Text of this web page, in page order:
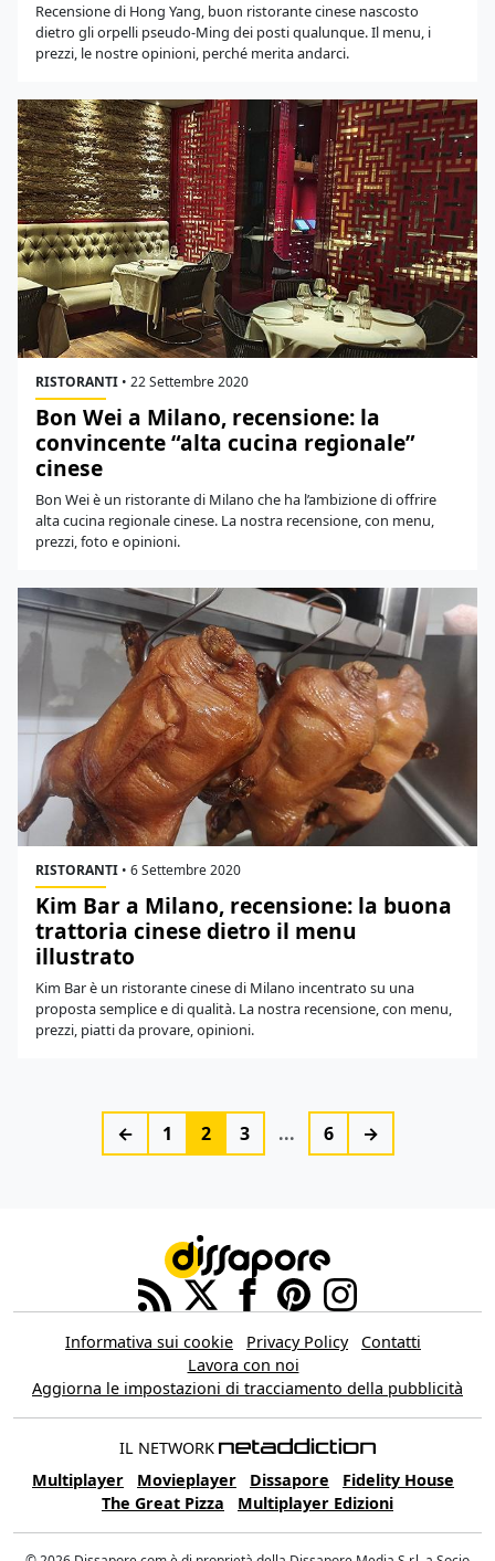
Recensione di Hong Yang, buon ristorante cinese nascosto
dietro gli orpelli pseudo-Ming dei posti qualunque. Il menu, i
prezzi, le nostre opinioni, perché merita andarci.
RISTORANTI • 22 Settembre 2020
Bon Wei a Milano, recensione: la
convincente “alta cucina regionale”
cinese
Bon Wei è un ristorante di Milano che ha l’ambizione di offrire
alta cucina regionale cinese. La nostra recensione, con menu,
prezzi, foto e opinioni.
RISTORANTI • 6 Settembre 2020
Kim Bar a Milano, recensione: la buona
trattoria cinese dietro il menu
illustrato
Kim Bar è un ristorante cinese di Milano incentrato su una
proposta semplice e di qualità. La nostra recensione, con menu,
prezzi, piatti da provare, opinioni.
← 1 2 3 ... 6 →
Informativa sui cookie Privacy Policy
Contatti
Lavora con noi
Aggiorna le impostazioni di tracciamento della pubblicità
IL NETWORK
Multiplayer
Movieplayer Dissapore
Fidelity House
The Great Pizza
Multiplayer Edizioni